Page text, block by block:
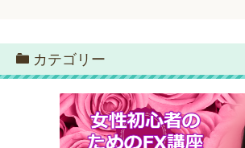
カテゴリー